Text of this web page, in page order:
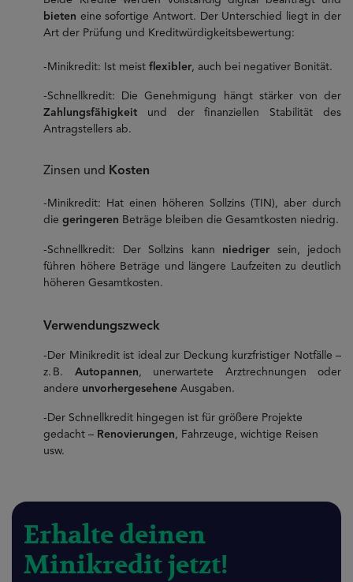
bieten eine sofortige Antwort. Der Unterschied liegt in der
Art der Prüfung und Kreditwürdigkeitsbewertung:
-Minikredit: Ist meist flexibler, auch bei negativer Bonität.
-Schnellkredit: Die Genehmigung hängt stärker von der
Zahlungsfähigkeit und der finanziellen Stabilität des
Antragstellers ab.
Zinsen und Kosten
-Minikredit: Hat einen höheren Sollzins (TIN), aber durch
die geringeren Beträge bleiben die Gesamtkosten niedrig.
-Schnellkredit: Der Sollzins kann niedriger sein, jedoch
führen höhere Beträge und längere Laufzeiten zu deutlich
höheren Gesamtkosten.
Verwendungszweck
-Der Minikredit ist ideal zur Deckung kurzfristiger Notfälle –
z. B. Autopannen, unerwartete Arztrechnungen oder
andere unvorhergesehene Ausgaben.
-Der Schnellkredit hingegen ist für größere Projekte
gedacht – Renovierungen, Fahrzeuge, wichtige Reisen
usw.
Erhalte deinen
Minikredit jetzt!